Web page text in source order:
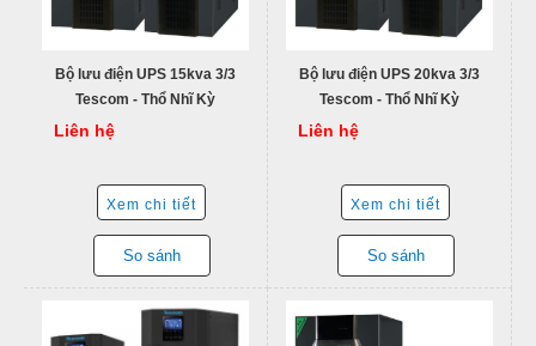
Bộ lưu điện UPS 15kva 3/3
Tescom - Thổ Nhĩ Kỳ
Liên hệ
Xem chi tiết
So sánh
Bộ lưu điện UPS 20kva 3/3
Tescom - Thổ Nhĩ Kỳ
Liên hệ
Xem chi tiết
So sánh